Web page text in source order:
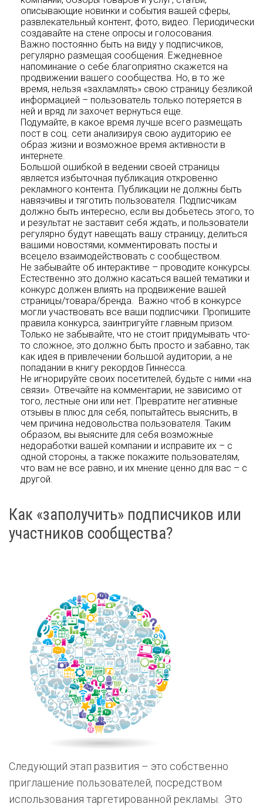
описывающие новинки и события вашей сферы,
развлекательный контент, фото, видео. Периодически
создавайте на стене опросы и голосования.
Важно постоянно быть на виду у подписчиков,
регулярно размещая сообщения. Ежедневное
напоминание о себе благоприятно скажется на
продвижении вашего сообщества. Но, в то же
время, нельзя «захламлять» свою страницу безликой
информацией – пользователь только потеряется в
ней и вряд ли захочет вернуться еще.
Подумайте, в какое время лучше всего размещать
пост в соц. сети анализируя свою аудиторию ее
образ жизни и возможное время активности в
интернете.
Большой ошибкой в ведении своей страницы
является избыточная публикация откровенно
рекламного контента. Публикации не должны быть
навязчивы и тяготить пользователя. Подписчикам
должно быть интересно, если вы добьетесь этого, то
и результат не заставит себя ждать, и пользователи
регулярно будут навещать вашу страницу, делиться
вашими новостями, комментировать посты и
всецело взаимодействовать с сообществом.
Не забывайте об интерактиве – проводите конкурсы.
Естественно это должно касаться вашей тематики и
конкурс должен влиять на продвижение вашей
страницы/товара/бренда. Важно чтоб в конкурсе
могли участвовать все ваши подписчики. Пропишите
правила конкурса, заинтригуйте главным призом.
Только не забывайте, что не стоит придумывать что-
то сложное, это должно быть просто и забавно, так
как идея в привлечении большой аудитории, а не
попадании в книгу рекордов Гиннесса.
Не игнорируйте своих посетителей, будьте с ними «на
связи». Отвечайте на комментарии, не зависимо от
того, лестные они или нет. Превратите негативные
отзывы в плюс для себя, попытайтесь выяснить, в
чем причина недовольства пользователя. Таким
образом, вы выясните для себя возможные
недоработки вашей компании и исправите их – с
одной стороны, а также покажите пользователям,
что вам не все равно, и их мнение ценно для вас – с
другой.
Как «заполучить» подписчиков или
участников сообщества?
Следующий этап развития – это собственно
приглашение пользователей, посредством
использования таргетированной рекламы. Это